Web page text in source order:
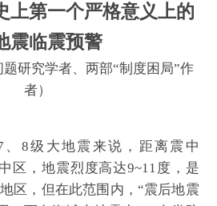
第一个严格意义上的
震临震预警
研究学者、两部“制度困局”作
者）
、 8级大地震来说，距离震中
区，地震烈度高达9~11 度，是
区，但在此范围内，“震后地震